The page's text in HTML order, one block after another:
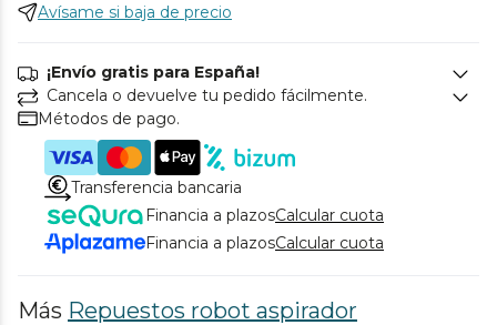
Avísame si baja de precio
¡Envío gratis para España!
Cancela o devuelve tu pedido fácilmente.
Métodos de pago.
Transferencia bancaria
Financia a plazosCalcular cuota
Financia a plazosCalcular cuota
Más Repuestos robot aspirador